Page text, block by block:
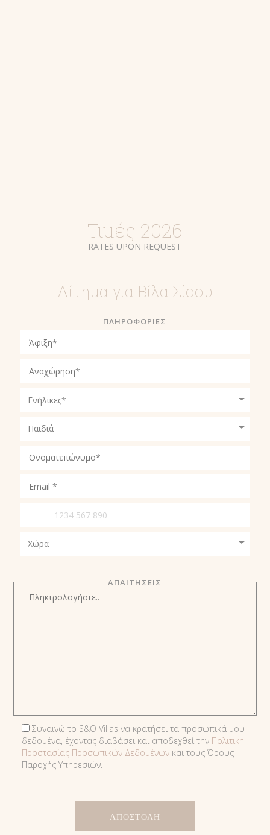
Τιμές 2026
RATES UPON REQUEST
Αίτημα για Βίλα Σίσσυ
ΠΛΗΡΟΦΟΡΙΕΣ
ΑΠΑΙΤΗΣΕΙΣ
Συναινώ το S&O Villas να κρατήσει τα προσωπικά μου
δεδομένα, έχοντας διαβάσει και αποδεχθεί την Πολιτική
Προστασίας Προσωπικών Δεδομένων και τους Όρους
Παροχής Υπηρεσιών.